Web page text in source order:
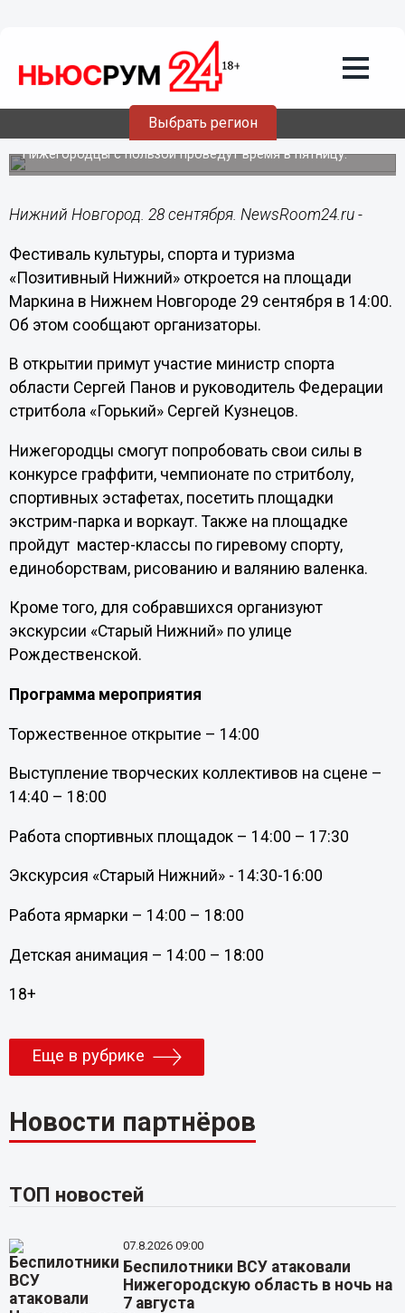
Выбрать регион
28.09.201714:24
Фестиваль «Позитивный Нижний»
пройдет в регионе 29 сентября
Нижегородцы с пользой проведут время в пятницу.
Нижний Новгород. 28 сентября. NewsRoom24.ru -
Фестиваль культуры, спорта и туризма
«Позитивный Нижний» откроется на площади
Маркина в Нижнем Новгороде 29 сентября в 14:00.
Об этом сообщают организаторы.
В открытии примут участие министр спорта
области Сергей Панов и руководитель Федерации
стритбола «Горький» Сергей Кузнецов.
Нижегородцы смогут попробовать свои силы в
конкурсе граффити, чемпионате по стритболу,
спортивных эстафетах, посетить площадки
экстрим-парка и воркаут. Также на площадке
пройдут мастер-классы по гиревому спорту,
единоборствам, рисованию и валянию валенка.
Кроме того, для собравшихся организуют
экскурсии «Старый Нижний» по улице
Рождественской.
Программа мероприятия
Торжественное открытие – 14:00
Выступление творческих коллективов на сцене –
14:40 – 18:00
Работа спортивных площадок – 14:00 – 17:30
Экскурсия «Старый Нижний» - 14:30-16:00
Работа ярмарки – 14:00 – 18:00
Детская анимация – 14:00 – 18:00
18+
Еще в рубрике
Новости партнёров
ТОП новостей
07.8.2026 09:00
Беспилотники ВСУ атаковали
Нижегородскую область в ночь на
7 августа